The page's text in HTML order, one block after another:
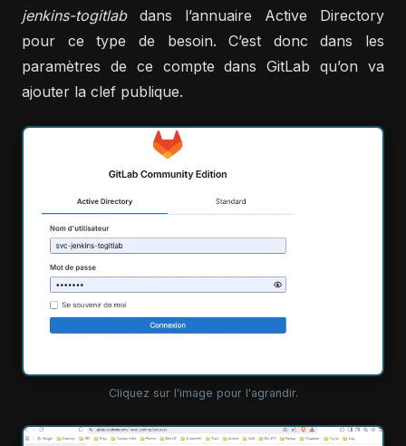
jenkins-togitlabdans l’annuaire Active Directory
pour ce type de besoin. C’est donc dans les
paramètres de ce compte dans GitLab qu’on va
ajouter la clef publique.
Cliquez sur l'image pour l'agrandir.